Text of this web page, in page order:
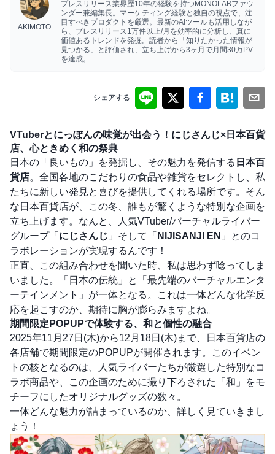
AKIMOTO
プレスリリース業界歴10年の経験を持つMONOLABファウ
ンダー兼編集長。マーケティング経験と独自の視点で、注
目すべきプロダクトを厳選。最新のAIツールも活用しなが
ら、プレスリリース1万件以上/月を効率的に分析し、真に
価値あるトレンドを発掘。読者から「知りたかった情報が
見つかる」と評価され、立ち上げから3ヶ月で月間30万PV
を達成。
シェアする
VTuberとにっぽんの味覚が出会う！にじさんじ×日本百貨
店、心ときめく和の祭典
日本の「良いもの」を発掘し、その魅力を発信する 日本百
貨店。全国各地のこだわりの食品や雑貨をセレクトし、私
たちに新しい発見と喜びを提供してくれる場所です。そん
な日本百貨店が、この冬、誰もが驚くような特別な企画を
立ち上げます。なんと、人気VTuber/バーチャルライバー
グループ「 にじさんじ 」そして「 NIJISANJI EN 」とのコ
ラボレーションが実現するんです！
正直、この組み合わせを聞いた時、私は思わず唸ってしま
いました。「日本の伝統」と「最先端のバーチャルエンタ
ーテインメント」が一体となる。これは一体どんな化学反
応を起こすのか、期待に胸が膨らみますよね。
期間限定POPUPで体験する、和と個性の融合
2025年11月27日(木)から12月18日(木)まで、日本百貨店の
各店舗で期間限定のPOPUPが開催されます。このイベン
トの核となるのは、人気ライバーたちが厳選した特別なコ
ラボ商品や、この企画のために撮り下ろされた「和」をモ
チーフにしたオリジナルグッズの数々。
一体どんな魅力が詰まっているのか、詳しく見ていきまし
ょう！